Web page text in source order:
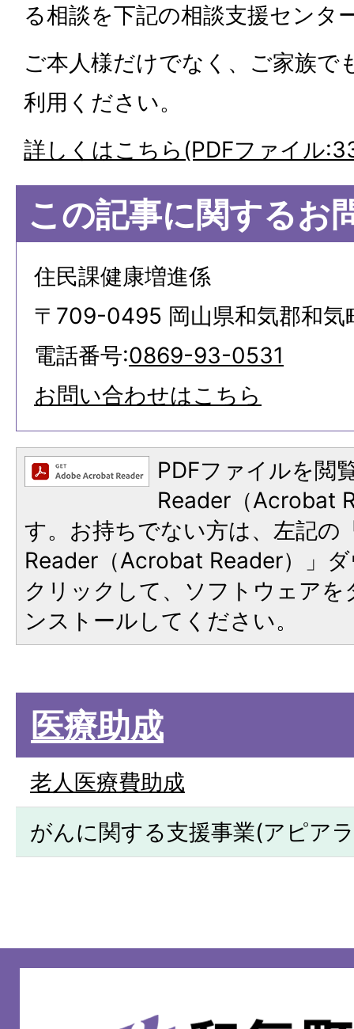
る相談を下記の相談支援センタ
ご本人様だけでなく、ご家族で
利用ください。
詳しくはこちら(PDFファイル
この記事に関するお
住民課健康増進係
〒709-0495 岡山県和気郡和気
電話番号:0869-93-0531
お問い合わせはこちら
PDFファイルを閲
Reader（Acrobat
す。お持ちでない方は、左記の
Reader（Acrobat Reader）」
クリックして、ソフトウェア
ンストールしてください。
医療助成
老人医療費助成
がんに関する支援事業(アピア